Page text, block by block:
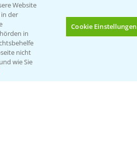
uns
Website
der
in
nicht
wie Sie
Cookie Einstellungen